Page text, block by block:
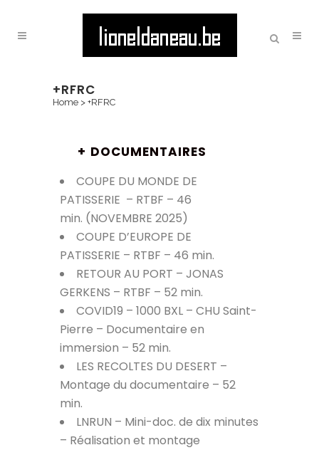
+RFRC
Home > +RFRC
+ DOCUMENTAIRES
COUPE DU MONDE DE
PATISSERIE – RTBF – 46
min. (NOVEMBRE 2025)
COUPE D’EUROPE DE
PATISSERIE – RTBF – 46 min.
RETOUR AU PORT – JONAS
GERKENS – RTBF – 52 min.
COVID19 – 1000 BXL – CHU Saint-
Pierre – Documentaire en
immersion – 52 min.
LES RECOLTES DU DESERT –
Montage du documentaire – 52
min.
LNRUN – Mini-doc. de dix minutes
– Réalisation et montage